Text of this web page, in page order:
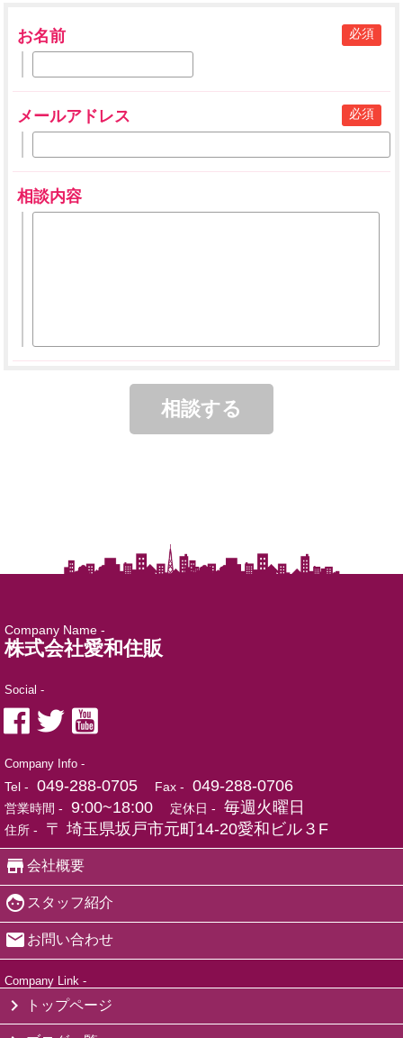
お名前 必須
メールアドレス 必須
相談内容
Company Name -
株式会社愛和住販
Social -
Company Info -
Tel - 049-288-0705 Fax - 049-288-0706
営業時間 - 9:00~18:00 定休日 - 毎週火曜日
住所 - 〒 埼玉県坂戸市元町14-20愛和ビル３F
会社概要
スタッフ紹介
お問い合わせ
Company Link -
トップページ